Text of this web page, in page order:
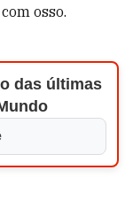
osso.
das últimas